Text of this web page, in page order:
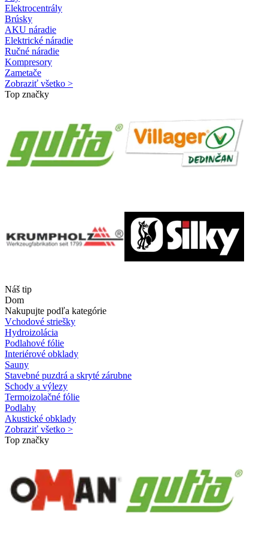
Elektrocentrály
Brúsky
AKU náradie
Elektrické náradie
Ručné náradie
Kompresory
Zametače
Zobraziť všetko >
Top značky
Náš tip
Dom
Nakupujte podľa kategórie
Vchodové striešky
Hydroizolácia
Podlahové fólie
Interiérové obklady
Sauny
Stavebné puzdrá a skryté zárubne
Schody a výlezy
Termoizolačné fólie
Podlahy
Akustické obklady
Zobraziť všetko >
Top značky